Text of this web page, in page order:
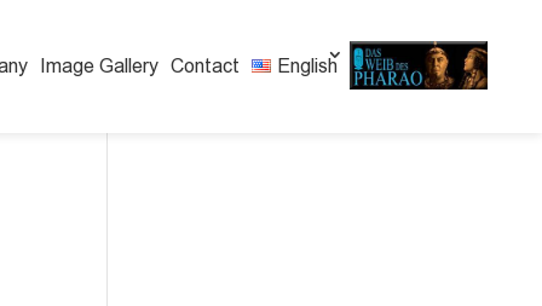
Image Gallery Contact English